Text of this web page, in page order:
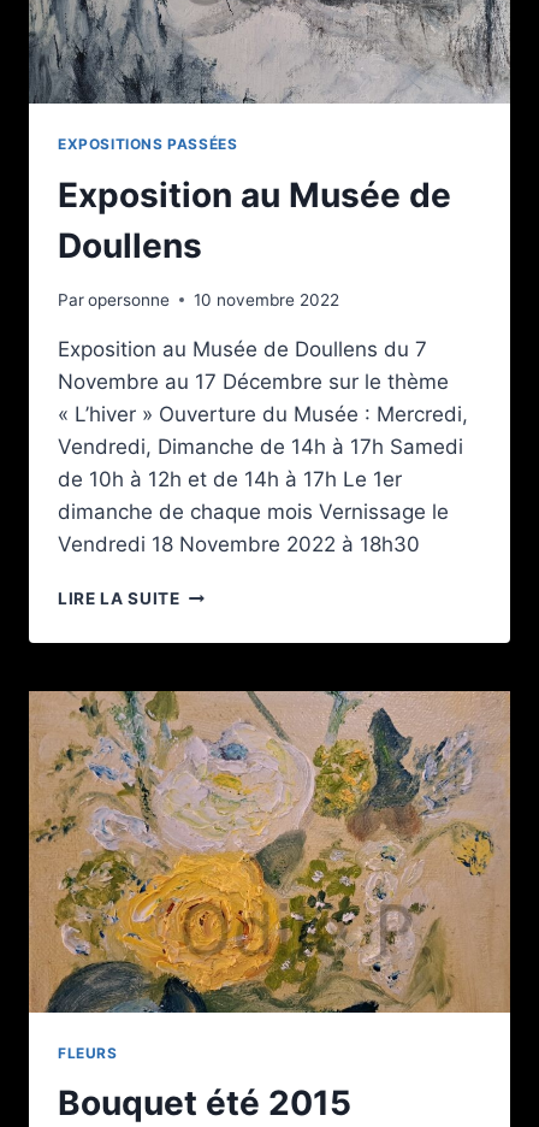
EXPOSITIONS PASSÉES
Exposition au Musée de
Doullens
Paropersonne 10 novembre 2022
Exposition au Musée de Doullens du 7
Novembre au 17 Décembre sur le thème
« L’hiver » Ouverture du Musée : Mercredi,
Vendredi, Dimanche de 14h à 17h Samedi
de 10h à 12h et de 14h à 17h Le 1er
dimanche de chaque mois Vernissage le
Vendredi 18 Novembre 2022 à 18h30
LIRE LA SUITEEXPOSITION
MUSÉE
DOULLENS
FLEURS
Bouquet été 2015